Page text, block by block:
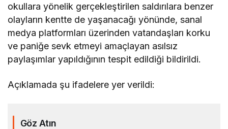
okullara yönelik gerçekleştirilen saldırılara benzer
olayların kentte de yaşanacağı yönünde, sanal
medya platformları üzerinden vatandaşları korku
ve paniğe sevk etmeyi amaçlayan asılsız
paylaşımlar yapıldığının tespit edildiği bildirildi.
Açıklamada şu ifadelere yer verildi:
Göz Atın